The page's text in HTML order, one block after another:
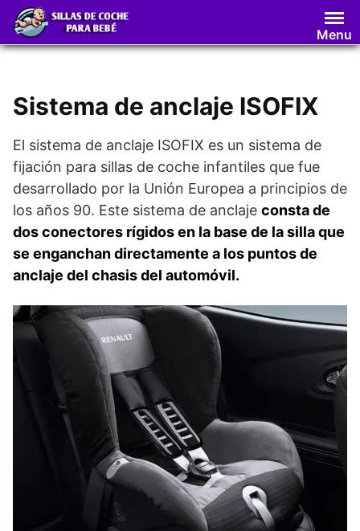
Saltar
contenido
Menu
Sistema de anclaje ISOFIX
El sistema de anclaje ISOFIX es un sistema de
fijación para sillas de coche infantiles que fue
desarrollado por la Unión Europea a principios de
los años 90. Este sistema de anclaje consta de
dos conectores rígidos en la base de la silla que
se enganchan directamente a los puntos de
anclaje del chasis del automóvil.